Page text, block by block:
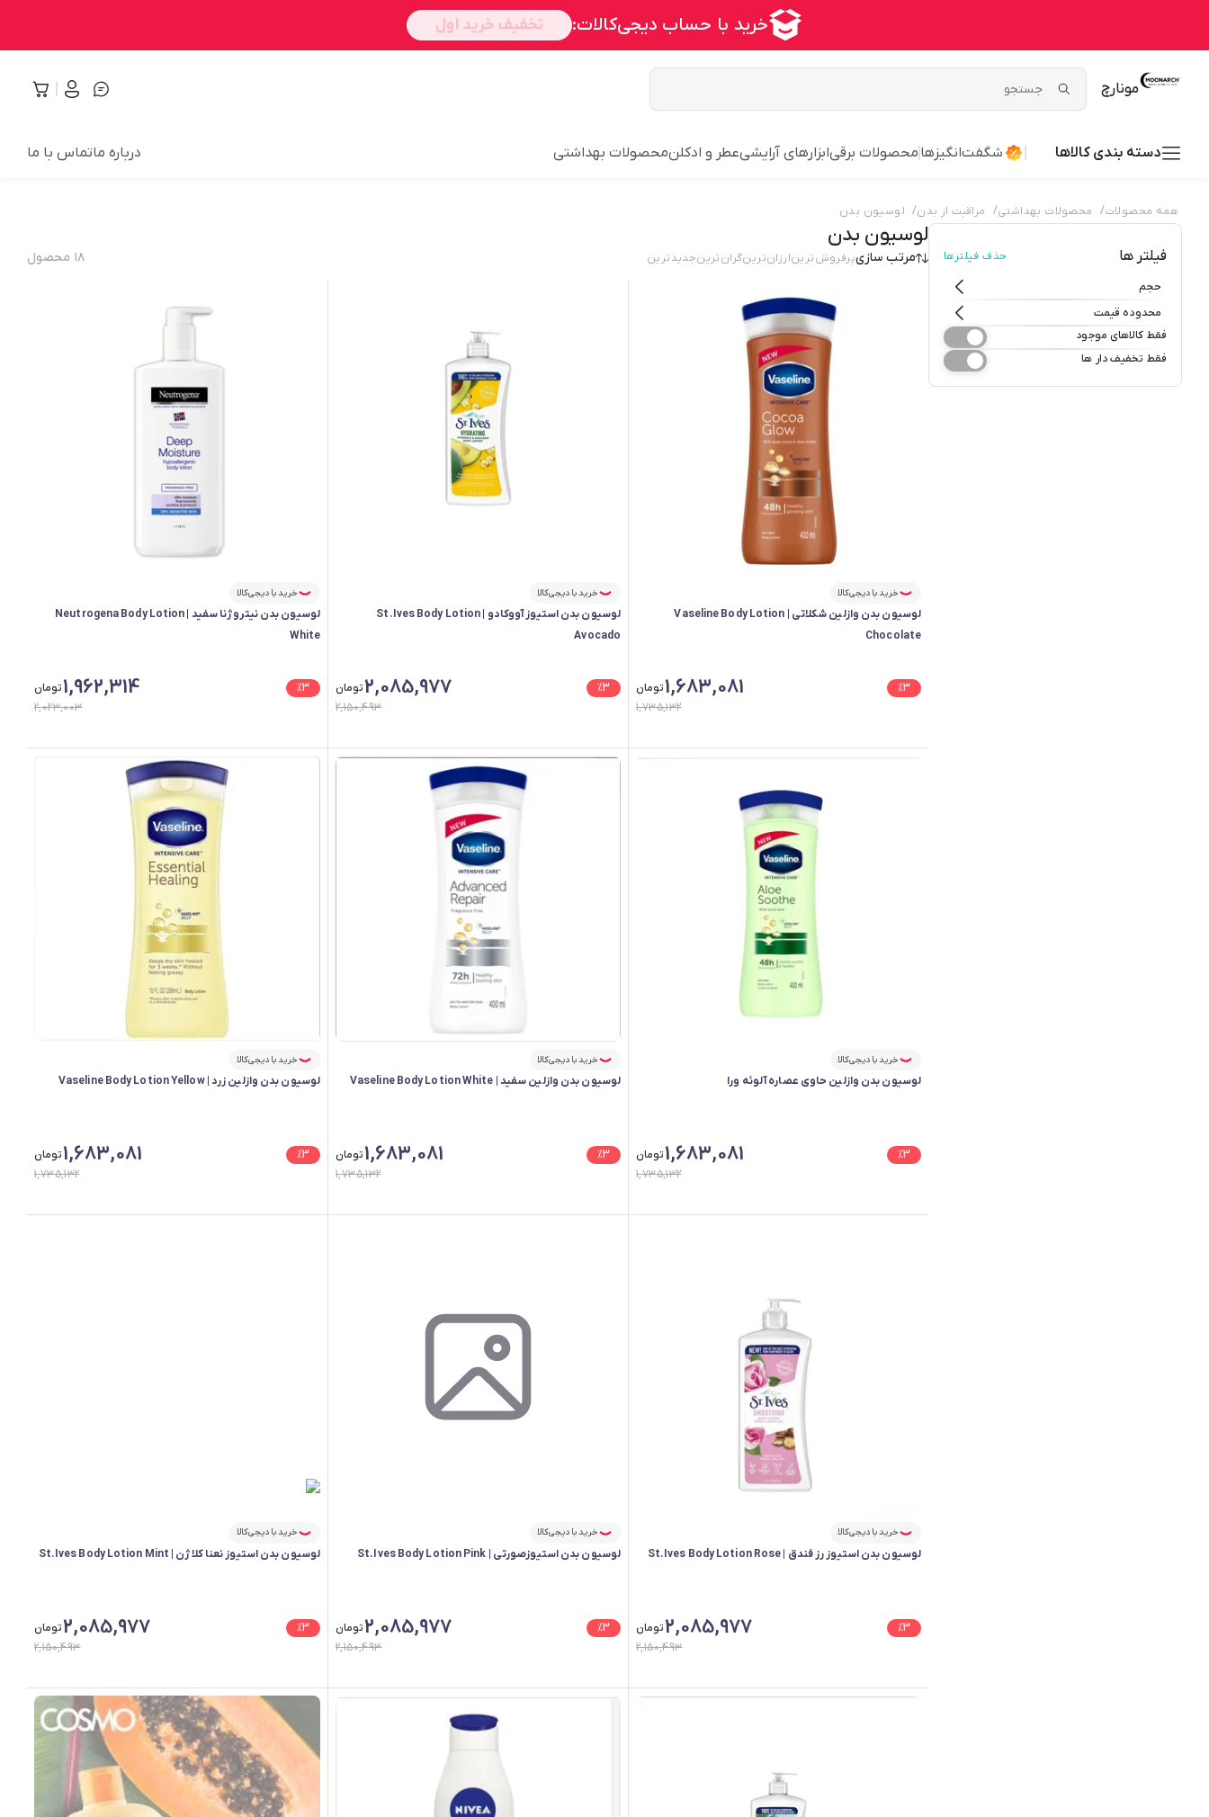
مونارچ
دسته بندی کالاها شگفت‌انگیزها محصولات برقیابزارهای آرایشیعطر و ادکلنمحصولات بهداشتی درباره ماتماس با ما
همه محصولات/ محصولات بهداشتی/ مراقبت از بدن/ لوسیون بدن
فیلتر ها حذف فیلترها
حجم
محدوده قیمت
فقط کالاهای موجود
فقط تخفیف دار ها
لوسیون بدن
مرتب سازیپرفروش‌ترینارزان‌ترینگران‌ترینجدید‌ترین ۱۸ محصول
خرید با دیجی‌کالا
لوسیون بدن وازلین شکلاتی | Vaseline Body Lotion
Chocolate
%3
1,683,081تومان
1,735,132
خرید با دیجی‌کالا
لوسیون بدن استیوز آووکادو | St.Ives Body Lotion
Avocado
%3
2,085,977تومان
2,150,493
خرید با دیجی‌کالا
لوسیون بدن نیتروژنا سفید | Neutrogena Body Lotion
White
%3
1,962,314تومان
2,023,003
خرید با دیجی‌کالا
لوسیون بدن وازلین حاوی عصاره آلوئه ورا
%3
1,683,081تومان
1,735,132
خرید با دیجی‌کالا
لوسیون بدن وازلین سفید | Vaseline Body Lotion White
%3
1,683,081تومان
1,735,132
خرید با دیجی‌کالا
لوسیون بدن وازلین زرد | Vaseline Body Lotion Yellow
%3
1,683,081تومان
1,735,132
خرید با دیجی‌کالا
لوسیون بدن استیوز رز فندق | St.Ives Body Lotion Rose
%3
2,085,977تومان
2,150,493
خرید با دیجی‌کالا
لوسیون بدن استیوزصورتی | St.Ives Body Lotion Pink
%3
2,085,977تومان
2,150,493
خرید با دیجی‌کالا
لوسیون بدن استیوز نعنا کلاژن | St.Ives Body Lotion Mint
%3
2,085,977تومان
2,150,493